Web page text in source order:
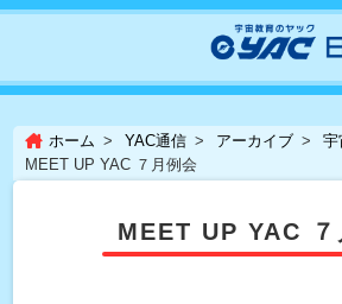
ホーム YAC通信 アーカイブ
宇
MEET UP YAC ７月例会
MEET UP YAC ７